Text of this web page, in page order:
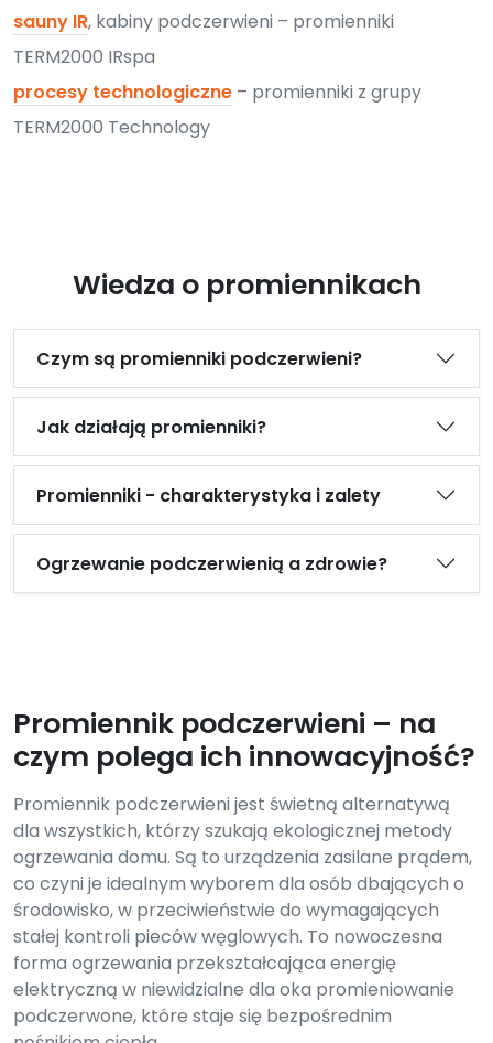
sauny IR, kabiny podczerwieni – promienniki
TERM2000 IRspa
procesy technologiczne – promienniki z grupy
TERM2000 Technology
Wiedza o promiennikach
Czym są promienniki podczerwieni?
Jak działają promienniki?
Promienniki - charakterystyka i zalety
Ogrzewanie podczerwienią a zdrowie?
Promiennik podczerwieni – na
czym polega ich innowacyjność?
Promiennik podczerwieni jest świetną alternatywą
dla wszystkich, którzy szukają ekologicznej metody
ogrzewania domu. Są to urządzenia zasilane prądem,
co czyni je idealnym wyborem dla osób dbających o
środowisko, w przeciwieństwie do wymagających
stałej kontroli pieców węglowych. To nowoczesna
forma ogrzewania przekształcająca energię
elektryczną w niewidzialne dla oka promieniowanie
podczerwone, które staje się bezpośrednim